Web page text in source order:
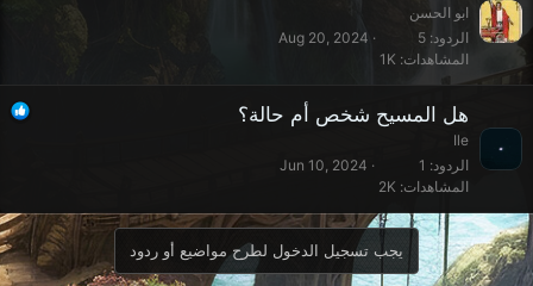
ابو الحسن
الردود 5
المشاهدات 1K
Aug 20, 2024
هل المسيح شخص أم حالة؟
Ile
الردود 1
المشاهدات 2K
Jun 10, 2024
يجب تسجيل الدخول لطرح مواضيع أو ردود